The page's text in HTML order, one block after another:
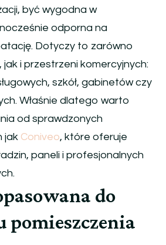
być wygodna w
odporna na
Dotyczy to zarówno
jak i przestrzeni komercyjnych:
szkół, gabinetów czy
Właśnie dlatego warto
od sprawdzonych
jak Coniveo, które oferuje
paneli i profesjonalnych
do
pomieszczenia